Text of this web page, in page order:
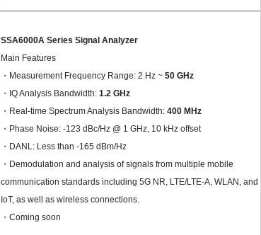
SSA6000A Series Signal Analyzer
Main Features
・Measurement Frequency Range: 2 Hz ~ 50 GHz
・IQ Analysis Bandwidth: 1.2 GHz
・Real-time Spectrum Analysis Bandwidth: 400 MHz
・Phase Noise: -123 dBc/Hz @ 1 GHz, 10 kHz offset
・DANL: Less than -165 dBm/Hz
・Demodulation and analysis of signals from multiple mobile
communication standards including 5G NR, LTE/LTE-A, WLAN, and
IoT, as well as wireless connections.
・Coming soon